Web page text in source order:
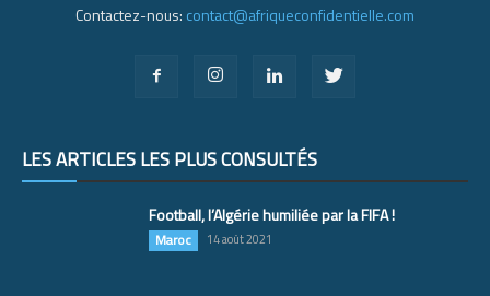
Contactez-nous: contact@afriqueconfidentielle.com
LES ARTICLES LES PLUS CONSULTÉS
Football, l’Algérie humiliée par la FIFA !
Maroc 14 août 2021